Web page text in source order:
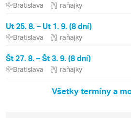
Bratislava raňajky
Ut 25. 8. – Ut 1. 9. (8 dní)
Bratislava raňajky
Št 27. 8. – Št 3. 9. (8 dní)
Bratislava raňajky
Všetky termíny a